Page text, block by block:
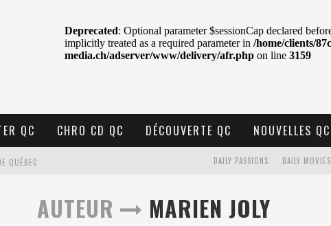
QC CHRO CD QC DÉCOUVERTE QC NOUVELLES QC
QUÉBEC
: SAME OR SEPARATE WAYS?
DAILY MOVIES
DAILY PASSIONS
AUTEUR MARIEN JOLY